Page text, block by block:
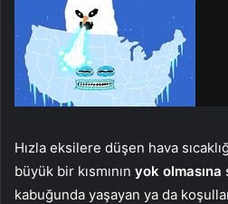
Hızla eksilere düşen hava
büyük bir kısmının yok olmasına
kabuğunda yaşayan ya da